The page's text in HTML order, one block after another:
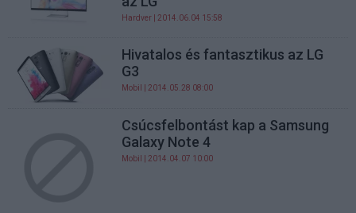
Hardver | 2014.06.04 15:58
Hivatalos és fantasztikus az LG
G3
Mobil | 2014.05.28 08:00
Csúcsfelbontást kap a Samsung
Galaxy Note 4
Mobil | 2014.04.07 10:00